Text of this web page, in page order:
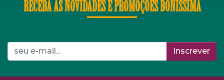
RECEBA AS NOVIDADES E PROMOÇÕES BONÍSSIMA
Inscrever